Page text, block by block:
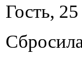
Гость,